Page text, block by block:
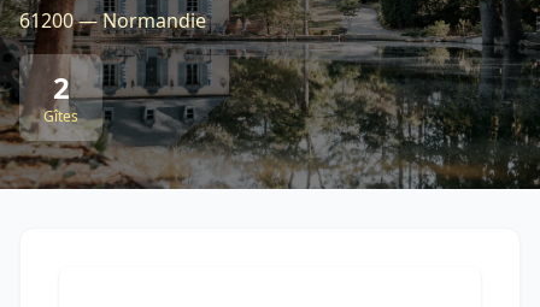
61200 — Normandie
2
Gîtes